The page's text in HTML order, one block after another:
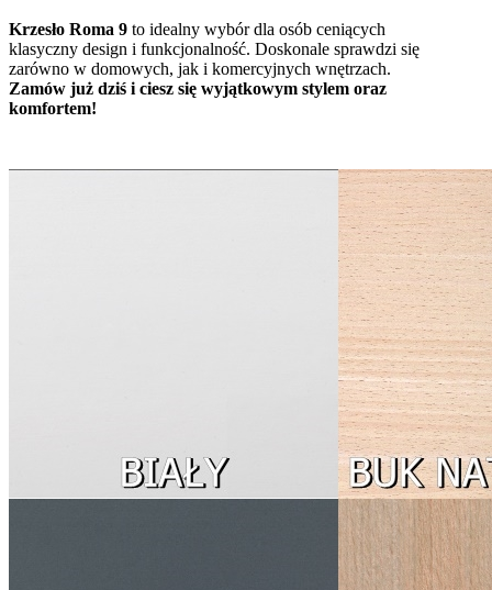
Krzesło Roma 9 to idealny wybór dla osób ceniących
klasyczny design i funkcjonalność. Doskonale sprawdzi się
zarówno w domowych, jak i komercyjnych wnętrzach.
Zamów już dziś i ciesz się wyjątkowym stylem oraz
komfortem!